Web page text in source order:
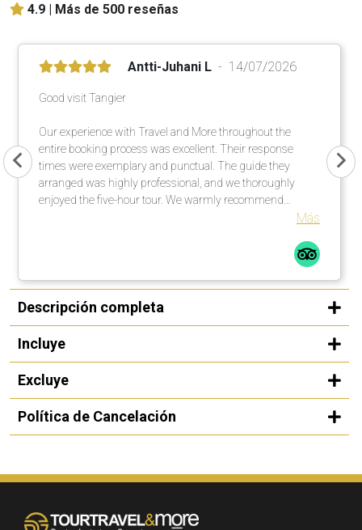
4.9 | Más de 500 reseñas
Antti-Juhani L 14/07/2026
Good visit Tangier
Our experience with Travel and More throughout the
entire booking process was excellent. Their response
times were exemplary and punctual. The guide they
arranged was highly professional, and we thoroughly
enjoyed the five-hour tour. We warmly recommend
organizing a rewarding city tour in cooperation with thisMás
Descripción completa
Incluye
Excluye
Política de Cancelación